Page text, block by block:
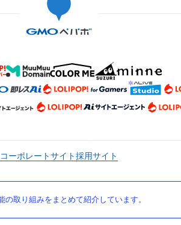
コーポレートサイト採用サイト
取り組みをまとめて紹介しています。